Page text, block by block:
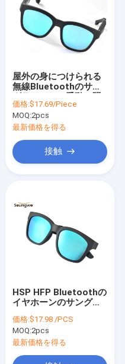
屋外の身につけられる
無線Bluetoothのサン
音低減
価格:$17.69/Piece
MOQ:2pcs
最新価格を得る
接触
HSP HFP Bluetoothの
イヤホーンのサングラ
の騒音低減を
価格:$17.98 /PCS
MOQ:2pcs
最新価格を得る